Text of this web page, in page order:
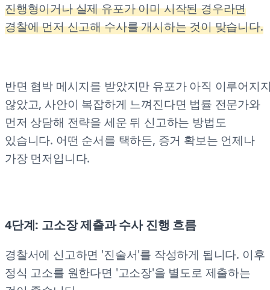
진행형이거나 실제 유포가 이미 시작된 경우라면
경찰에 먼저 신고해 수사를 개시하는 것이 맞습니다.
반면 협박 메시지를 받았지만 유포가 아직 이루어지
않았고, 사안이 복잡하게 느껴진다면 법률 전문가와
먼저 상담해 전략을 세운 뒤 신고하는 방법도
있습니다. 어떤 순서를 택하든, 증거 확보는 언제나
가장 먼저입니다.
4단계: 고소장 제출과 수사 진행 흐름
경찰서에 신고하면 '진술서'를 작성하게 됩니다. 이후
정식 고소를 원한다면 '고소장'을 별도로 제출하는